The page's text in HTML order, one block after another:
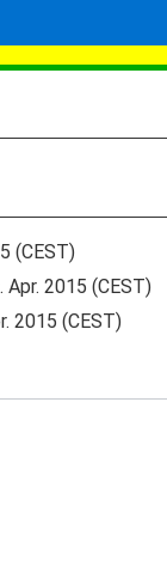
(CEST)
Apr. 2015 (CEST)
2015 (CEST)